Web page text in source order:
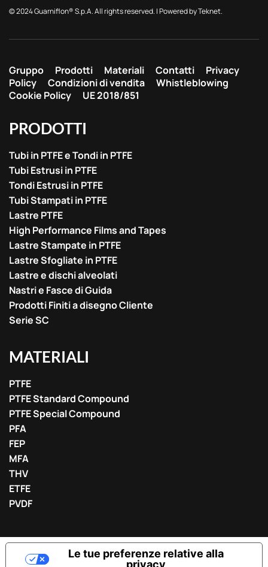
© 2024 Guarniflon® S.p.A. All rights reserved. | Powered byTeknet.
Gruppo Prodotti Materiali Contatti
Privacy
Policy
Condizioni di vendita
Whistleblowing
Cookie Policy
UE 2018/851
PRODOTTI
Tubi in PTFE e Tondi in PTFE
Tubi Estrusi in PTFE
Tondi Estrusi in PTFE
Tubi Stampati in PTFE
Lastre PTFE
High Performance Films and Tapes
Lastre Stampate in PTFE
Lastre Sfogliate in PTFE
Lastre e dischi alveolati
Nastri e Fasce di Guida
Prodotti Finiti a disegno Cliente
Serie SC
MATERIALI
PTFE
PTFE Standard Compound
PTFE Special Compound
PFA
FEP
MFA
THV
ETFE
PVDF
Le tue preferenze relative alla
privacy